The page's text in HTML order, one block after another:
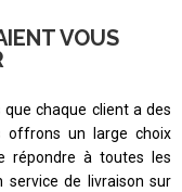
VOUS
que chaque client a des
offrons un large choix
répondre à toutes les
service de livraison sur